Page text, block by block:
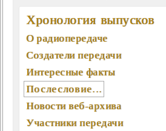
Хронология выпусков
О радиопередаче
Создатели передачи
Интересные факты
Послесловие...
Новости веб-архива
Участники передачи